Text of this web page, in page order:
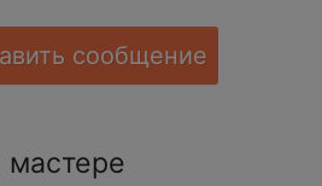
сообщение